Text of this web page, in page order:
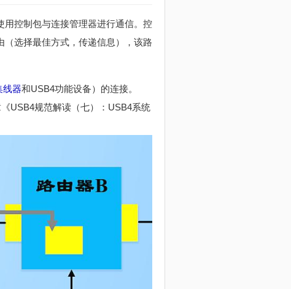
控制包与连接管理器进行通信。控
选择最佳方式，传递信息），该路
线器和USB4功能设备）的连接。
USB4规范解读（七）：USB4系统